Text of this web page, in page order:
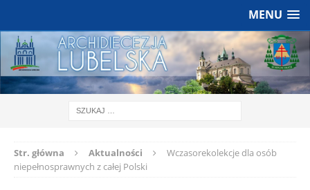
MENU
Str. główna Aktualności
Wczasorekolekcje dla osób
niepełnosprawnych z całej Polski